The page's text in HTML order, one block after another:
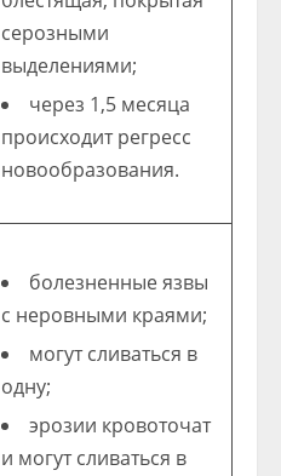
серозными
выделениями;
через 1,5 месяца
происходит регресс
новообразования.
болезненные язвы
с неровными краями;
могут сливаться в
одну;
эрозии кровоточат
и могут сливаться в